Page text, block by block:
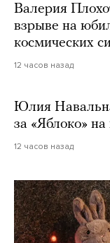
Валерия
взрыве на
космических
12 часов назад
Юлия
за «Яблоко»
12 часов назад